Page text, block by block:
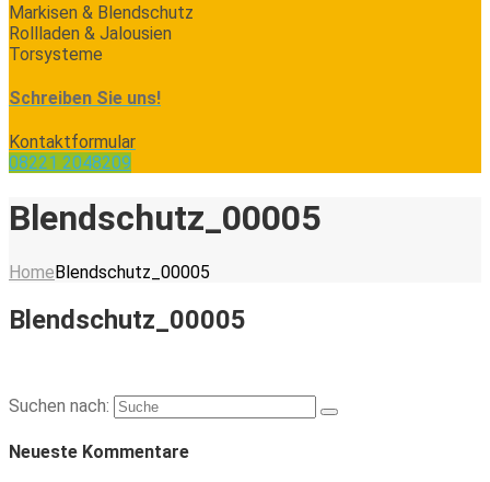
Markisen & Blendschutz
Rollladen & Jalousien
Torsysteme
Schreiben Sie uns!
Kontaktformular
08221 2048209
Blendschutz_00005
HomeBlendschutz_00005
Blendschutz_00005
Suchen nach:
Neueste Kommentare